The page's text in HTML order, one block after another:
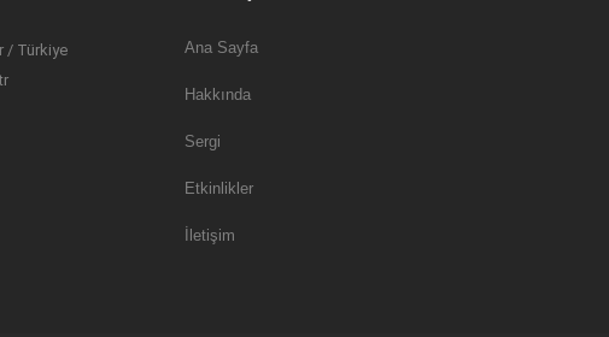
/ Türkiye
Ana Sayfa
Hakkında
Sergi
Etkinlikler
İletişim